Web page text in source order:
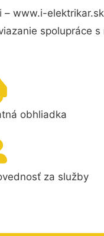
www.i-
spolupráce
obhliadka
za služby